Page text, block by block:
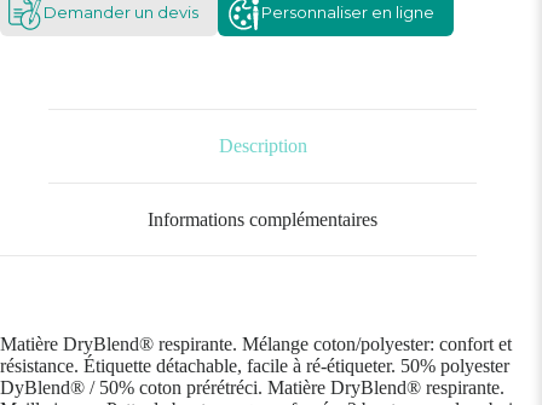
Demander un devis Personnaliser en ligne
Description
Informations complémentaires
Matière DryBlend® respirante. Mélange coton/polyester: confort et
résistance. Étiquette détachable, facile à ré-étiqueter. 50% polyester
DyBlend® / 50% coton prérétréci. Matière DryBlend® respirante.